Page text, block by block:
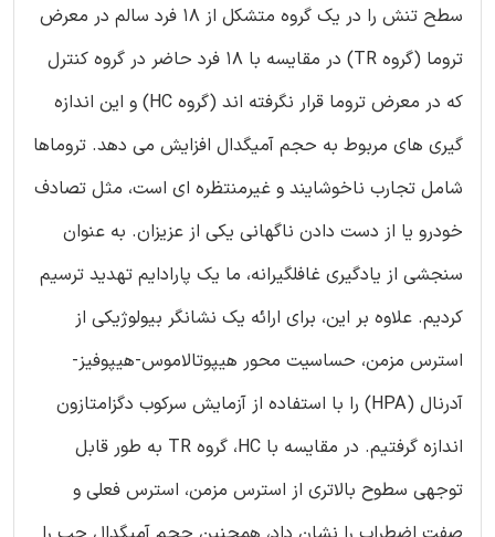
سطح تنش را در یک گروه متشکل از 18 فرد سالم در معرض
تروما (گروه TR) در مقایسه با 18 فرد حاضر در گروه کنترل
که در معرض تروما قرار نگرفته اند (گروه HC) و این اندازه
گیری های مربوط به حجم آمیگدال افزایش می دهد. تروماها
شامل تجارب ناخوشایند و غیرمنتظره ای است، مثل تصادف
خودرو یا از دست دادن ناگهانی یکی از عزیزان. به عنوان
سنجشی از یادگیری غافلگیرانه، ما یک پارادایم تهدید ترسیم
کردیم. علاوه بر این، برای ارائه یک نشانگر بیولوژیکی از
استرس مزمن، حساسیت محور هیپوتالاموس-هیپوفیز-
آدرنال (HPA) را با استفاده از آزمایش سرکوب دگزامتازون
اندازه گرفتیم. در مقایسه با HC، گروه TR به طور قابل
توجهی سطوح بالاتری از استرس مزمن، استرس فعلی و